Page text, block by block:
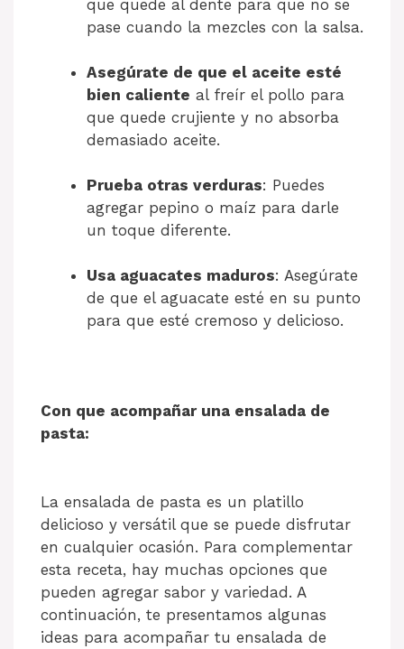
que quede al dente para que no se
pase cuando la mezcles con la salsa.
Asegúrate de que el aceite esté
bien caliente al freír el pollo para
que quede crujiente y no absorba
demasiado aceite.
Prueba otras verduras: Puedes
agregar pepino o maíz para darle
un toque diferente.
Usa aguacates maduros: Asegúrate
de que el aguacate esté en su punto
para que esté cremoso y delicioso.
Con que acompañar una ensalada de
pasta:
La ensalada de pasta es un platillo
delicioso y versátil que se puede disfrutar
en cualquier ocasión. Para complementar
esta receta, hay muchas opciones que
pueden agregar sabor y variedad. A
continuación, te presentamos algunas
ideas para acompañar tu ensalada de